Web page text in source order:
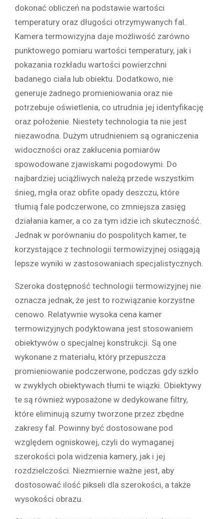
dokonać obliczeń na podstawie wartości
temperatury oraz długości otrzymywanych fal.
Kamera termowizyjna daje możliwość zarówno
punktowego pomiaru wartości temperatury, jak i
pokazania rozkładu wartości powierzchni
badanego ciała lub obiektu. Dodatkowo, nie
generuje żadnego promieniowania oraz nie
potrzebuje oświetlenia, co utrudnia jej identyfikację
oraz położenie. Niestety technologia ta nie jest
niezawodna. Dużym utrudnieniem są ograniczenia
widoczności oraz zakłucenia pomiarów
spowodowane zjawiskami pogodowymi. Do
najbardziej uciążliwych należą przede wszystkim
śnieg, mgła oraz obfite opady deszczu, które
tłumią fale podczerwone, co zmniejsza zasięg
działania kamer, a co za tym idzie ich skuteczność.
Jednak w porównaniu do pospolitych kamer, te
korzystające z technologii termowizyjnej osiągają
lepsze wyniki w zastosowaniach specjalistycznych.
Szeroka dostępność technologii termowizyjnej nie
oznacza jednak, że jest to rozwiązanie korzystne
cenowo. Relatywnie wysoka cena kamer
termowizyjnych podyktowana jest stosowaniem
obiektywów o specjalnej konstrukcji. Są one
wykonane z materiału, który przepuszcza
promieniowanie podczerwone, podczas gdy szkło
w zwykłych obiektywach tłumi te wiązki. Obiektywy
te są również wyposażone w dedykowane filtry,
które eliminują szumy tworzone przez zbędne
zakresy fal. Powinny być dostosowane pod
względem ogniskowej, czyli do wymaganej
szerokości pola widzenia kamery, jak i jej
rozdzielczości. Niezmiernie ważne jest, aby
dostosować ilość pikseli dla szerokości, a także
wysokości obrazu.